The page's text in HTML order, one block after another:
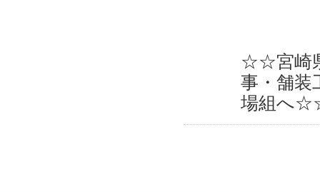
☆☆宮崎
事・舗装
場組へ